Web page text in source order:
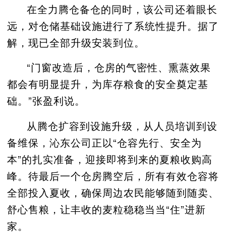
在全力腾仓备仓的同时，该公司还着眼长
远，对仓储基础设施进行了系统性提升。据了
解， 现已全部升级安装到位。
“门窗改造后 ，仓房的气密性、熏蒸效果
都会有明显提升，为库存粮食的安全奠定基
础。 ”张盈利说。
从腾仓扩容到设施升级，从人员培训到设
备维保，沁东公司正以“仓容先行、安全为
本”的扎实准备，迎接即将到来的夏粮收购高
峰。待最后一个仓房腾空后，所有有效仓容将
全部投入夏收，确保周边农民能够随到随卖、
舒心售粮，让丰收的麦粒稳稳当当“住”进新
家。